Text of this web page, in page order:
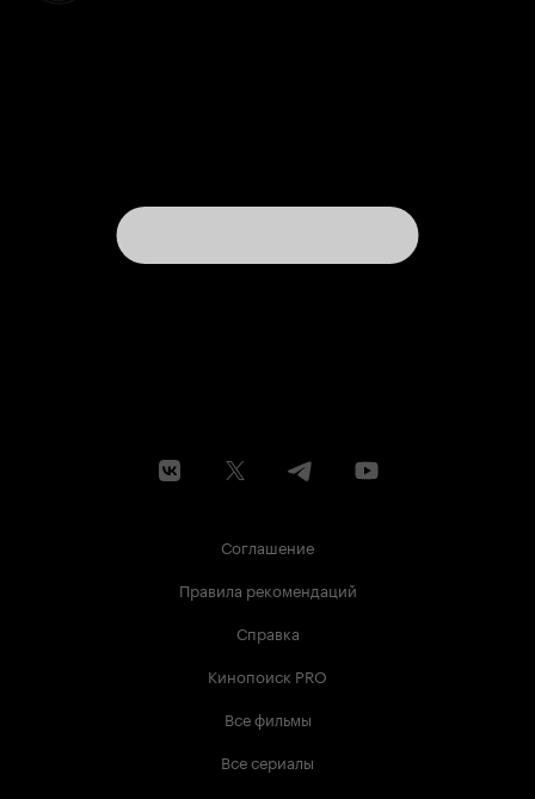
экранное время. Скорее всего, автор фильма
проводит параллель между грызуном и
человеком. Может быть, нужно было также как
и грызуна 'пнуть' людей, нуждавшихся в
Все же именно как комедийный триллер или
черная комедия фильм недостаточно хорошо
некоторая нелогичность может разочаровать.
интересом, иногда есть над чем поразмыслить,
Соглашение
Правила рекомендаций
Справка
Кинопоиск PRO
Все фильмы
Все сериалы